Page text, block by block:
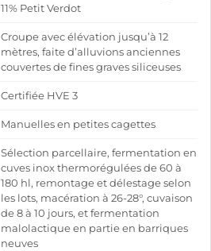
11% Petit Verdot
Croupe avec élévation jusqu’à 12
mètres, faite d’alluvions anciennes
couvertes de fines graves siliceuses
Certifiée HVE 3
Manuelles en petites cagettes
Sélection parcellaire, fermentation en
cuves inox thermorégulées de 60 à
180 hl, remontage et délestage selon
les lots, macération à 26-28°, cuvaison
de 8 à 10 jours, et fermentation
malolactique en partie en barriques
neuves